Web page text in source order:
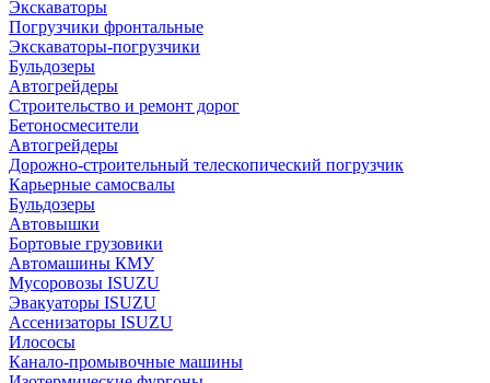
Экскаваторы
Погрузчики фронтальные
Экскаваторы-погрузчики
Бульдозеры
Автогрейдеры
Строительство и ремонт дорог
Бетоносмесители
Автогрейдеры
Дорожно-строительный телескопический погрузчик
Карьерные самосвалы
Бульдозеры
Автовышки
Бортовые грузовики
Автомашины КМУ
Мусоровозы ISUZU
Эвакуаторы ISUZU
Ассенизаторы ISUZU
Илососы
Канало-промывочные машины